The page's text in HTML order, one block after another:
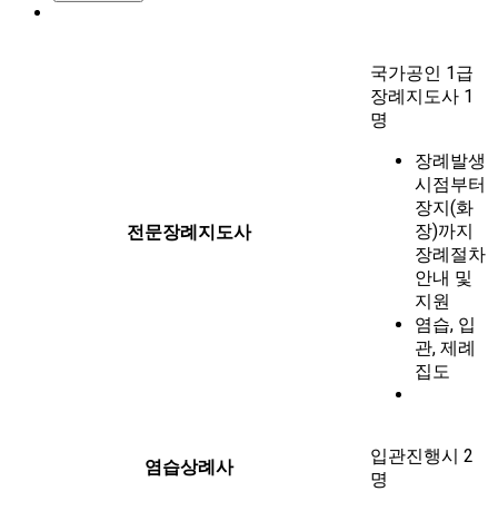
전문장례지도사
국가공인 1급
장례지도사 1
명
장례발생
시점부터
장지(화
장)까지
장례절차
안내 및
지원
염습, 입
관, 제례
집도
염습상례사
입관진행시 2
명